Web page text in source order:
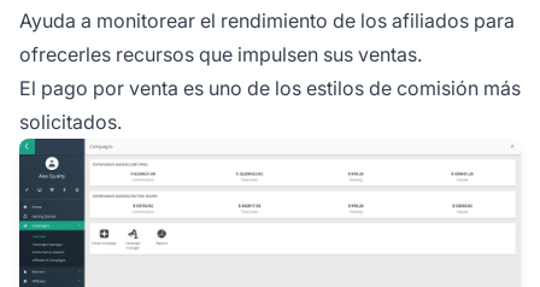
Ayuda a monitorear el rendimiento de los afiliados para
ofrecerles recursos que impulsen sus ventas.
El pago por venta es uno de los estilos de comisión más
solicitados.